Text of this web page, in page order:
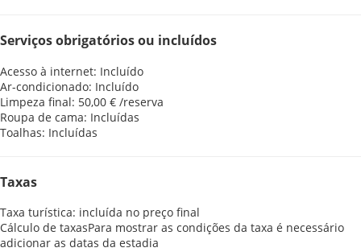
Serviços obrigatórios ou incluídos
Acesso à internet: Incluído
Ar-condicionado: Incluído
Limpeza final: 50,00 € /reserva
Roupa de cama: Incluídas
Toalhas: Incluídas
Taxas
Taxa turística: incluída no preço final
Cálculo de taxasPara mostrar as condições da taxa é necessário
adicionar as datas da estadia